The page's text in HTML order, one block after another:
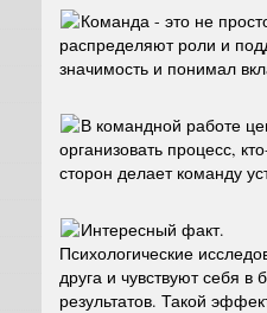
Команда - это не
распределяют роли и
значимость и понимал
В командной работе
организовать процесс,
сторон делает команду
Интересный факт.
Психологические
друга и чувствуют себя
результатов. Такой